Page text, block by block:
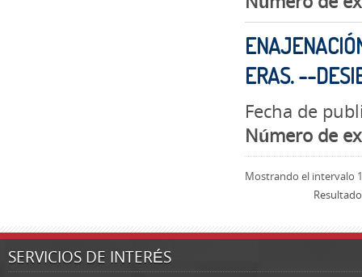
ERAS. --
Fecha de
Número de
Mostrando el intervalo
SERVICIOS DE INTERÉS